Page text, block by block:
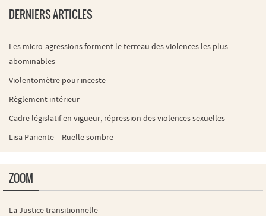
DERNIERS ARTICLES
Les micro-agressions forment le terreau des violences les plus
abominables
Violentomètre pour inceste
Règlement intérieur
Cadre législatif en vigueur, répression des violences sexuelles
Lisa Pariente – Ruelle sombre –
ZOOM
La Justice transitionnelle